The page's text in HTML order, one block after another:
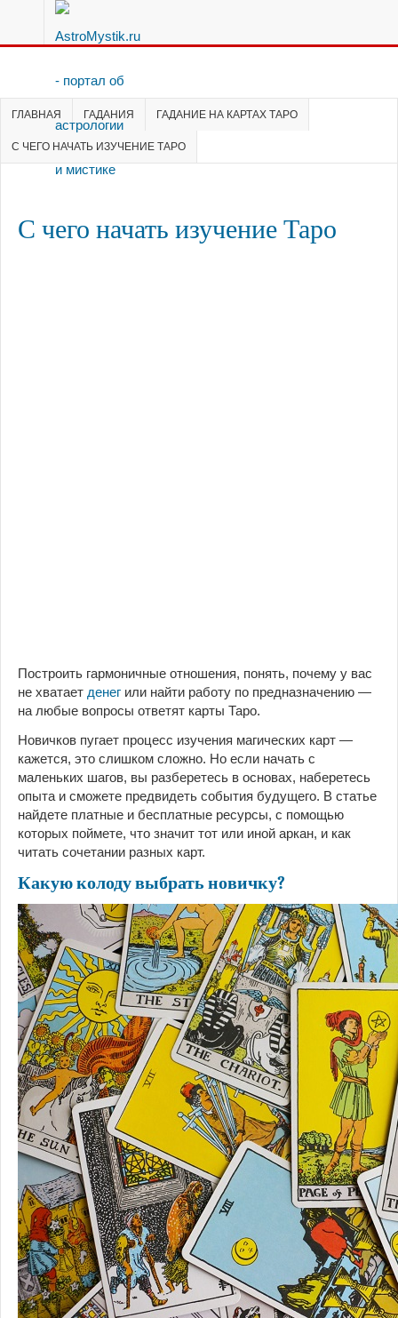
ГЛАВНАЯ ГАДАНИЯ ГАДАНИЕ НА КАРТАХ ТАРО
С ЧЕГО НАЧАТЬ ИЗУЧЕНИЕ ТАРО
С чего начать изучение Таро
Построить гармоничные отношения, понять, почему у вас
не хватает денег или найти работу по предназначению —
на любые вопросы ответят карты Таро.
Новичков пугает пpoцecc изучения магических карт —
кажется, это слишком сложно. Но если начать с
маленьких шагов, вы разберетесь в основах, наберетесь
опыта и сможете предвидеть события будущего. В статье
найдете платные и бесплатные ресурсы, с помощью
которых поймете, что значит тот или иной аркан, и как
читать сочетании разных карт.
Какую колоду выбрать новичку?